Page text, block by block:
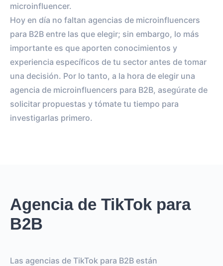
microinfluencer.
Hoy en día no faltan agencias de microinfluencers
para B2B entre las que elegir; sin embargo, lo más
importante es que aporten conocimientos y
experiencia específicos de tu sector antes de tomar
una decisión. Por lo tanto, a la hora de elegir una
agencia de microinfluencers para B2B, asegúrate de
solicitar propuestas y tómate tu tiempo para
investigarlas primero.
Agencia de TikTok para
B2B
Las agencias de TikTok para B2B están